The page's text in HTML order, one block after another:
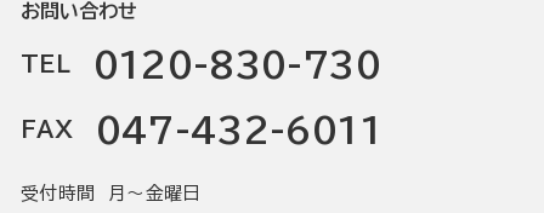
お問い合わせ
TEL 0120-830-730
FAX 047-432-6011
受付時間 月〜金曜日